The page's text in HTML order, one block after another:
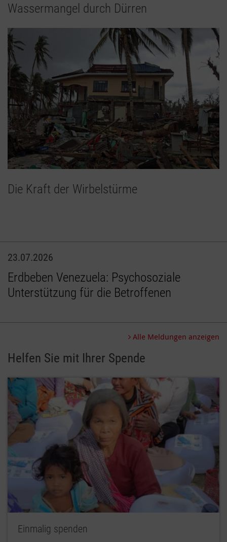
Wassermangel durch Dürren
Die Kraft der Wirbelstürme
23.07.2026
Erdbeben Venezuela: Psychosoziale
Unterstützung für die Betroffenen
Alle Meldungen anzeigen
Helfen Sie mit Ihrer Spende
Einmalig spenden